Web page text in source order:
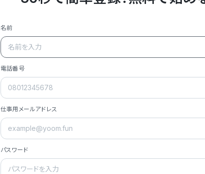
API・RPA・OCRなどの技術をノーコードで組
作業やデスクワークを自動化するサービスを
- **主力プロダクト「Yoom」**: SaaS連携デ
メール対応、請求書処理、日報作成などの
- **実績**: 国内利用社数20,000社超、直
- **強み**: すべての自動化技術を1プラット
- **ミッション**: 「We Make Time」 – テク
- **ビジョン**: 「Global Business
名前
電話番号
仕事用メールアドレス
パスワード